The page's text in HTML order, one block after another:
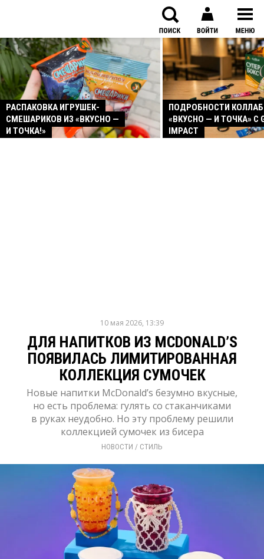
РАСПАКОВКА ИГРУШЕК-
СМЕШАРИКОВ ИЗ «ВКУСНО —
И ТОЧКА!»
ПОДРОБНОСТИ
«ВКУСНО — И ТОЧКА» С
IMPACT
10 мая 2026, 13:39
ДЛЯ НАПИТКОВ ИЗ MCDONALD’S
ПОЯВИЛАСЬ ЛИМИТИРОВАННАЯ
КОЛЛЕКЦИЯ СУМОЧЕК
Новые напитки McDonald’s безумно вкусные,
но есть проблема: гулять со стаканчиками
в руках неудобно. Но эту проблему решили
коллекцией сумочек из бисера
НОВОСТИ / СТИЛЬ